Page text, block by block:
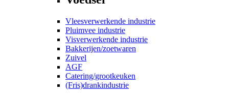
Vleesverwerkende industrie
Pluimvee industrie
Visverwerkende industrie
Bakkerijen/zoetwaren
Zuivel
AGF
Catering/grootkeuken
(Fris)drankindustrie